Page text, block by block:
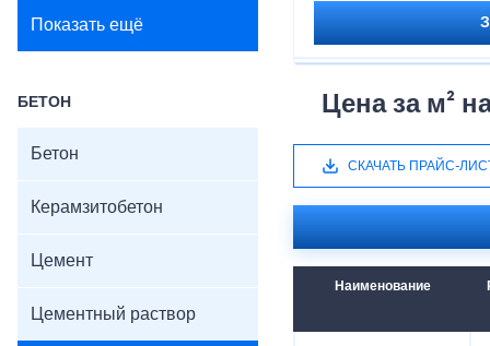
Показать ещё
БЕТОН
Бетон
Керамзитобетон
Цемент
Цементный раствор
Материал:
Толщина: 40–80 мм
Прочность: ≥40 МПа
Морозостойкость:
Цвета:
Цена за м²
СКАЧАТЬ ПРАЙС-
Наименование